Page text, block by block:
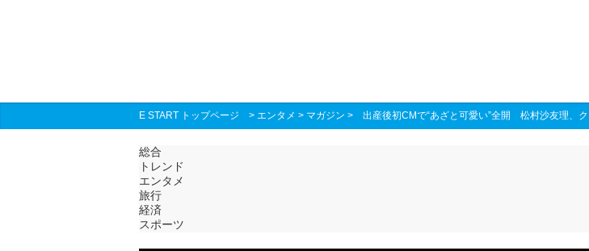
E START トップページ > エンタメ > マガジン > 出産後初CMで“あざと可愛い”全開 松村沙友理、
総合
トレンド
エンタメ
旅行
経済
スポーツ